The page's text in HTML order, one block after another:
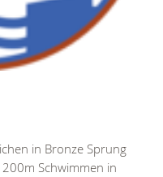
in Bronze Sprung
Schwimmen in